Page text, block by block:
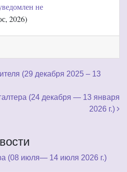
не
2026)
записям
(29 декабря 2025 – 13
(24 декабря — 13 января
2026 г.)
(08 июля— 14 июля 2026 г.)